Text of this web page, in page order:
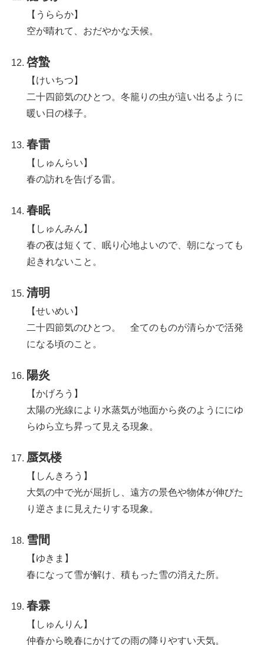
【うららか】
空が晴れて、おだやかな天候。
啓蟄
【けいちつ】
二十四節気のひとつ。冬籠りの虫が這い出るように
暖い日の様子。
春雷
【しゅんらい】
春の訪れを告げる雷。
春眠
【しゅんみん】
春の夜は短くて、眠り心地よいので、朝になっても
起きれないこと。
清明
【せいめい】
二十四節気のひとつ。 全てのものが清らかで活発
になる頃のこと。
陽炎
【かげろう】
太陽の光線により水蒸気が地面から炎のようににゆ
らゆら立ち昇って見える現象。
蜃気楼
【しんきろう】
大気の中で光が屈折し、遠方の景色や物体が伸びた
り逆さまに見えたりする現象。
雪間
【ゆきま】
春になって雪が解け、積もった雪の消えた所。
春霖
【しゅんりん】
仲春から晩春にかけての雨の降りやすい天気。